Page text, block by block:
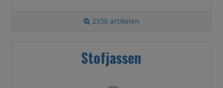
2336 artikelen
Stofjassen